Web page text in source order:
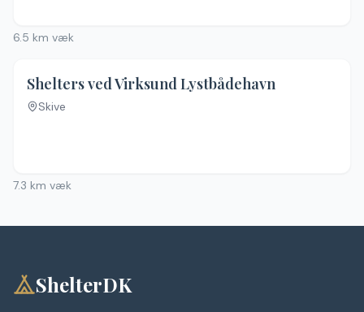
6.5 km væk
Shelters ved Virksund Lystbådehavn
Skive
7.3 km væk
ShelterDK